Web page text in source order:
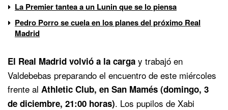
La Premier tantea a un Lunin que se lo piensa
Pedro Porro se cuela en los planes del próximo Real
Madrid
El Real Madrid volvió a la carga y trabajó en
Valdebebas preparando el encuentro de este miércoles
frente al Athletic Club, en San Mamés (domingo, 3
de diciembre, 21:00 horas). Los pupilos de Xabi